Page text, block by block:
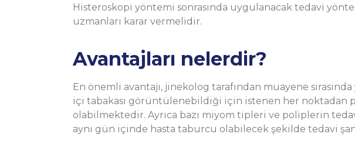
Histeroskopi yöntemi sonrasında uygulanacak tedavi
uzmanları karar vermelidir.
Avantajları nelerdir?
En önemli avantajı, jinekolog tarafından muayene
içi tabakası görüntülenebildiği için istenen her noktadan
olabilmektedir. Ayrıca bazı miyom tipleri ve poliplerin
aynı gün içinde hasta taburcu olabilecek şekilde tedavi